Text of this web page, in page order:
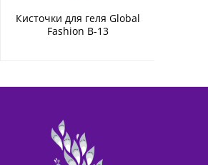
Кисточки для геля Global
Fashion B-13